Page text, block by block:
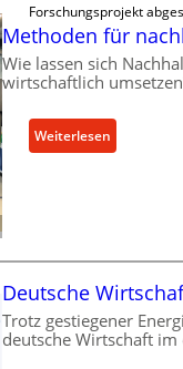
i
n
d
i
e
k
r
i
e
l
t
X
6
-
o
r
m
a
r
e
P
r
t
ü
h
r
Forschungsprojekt
Methoden für
Wie lassen sich
wirtschaftlich
Weiterlesen:
M
e
n
f
Deutsche
Trotz gestiegener
deutsche Wirtschaft